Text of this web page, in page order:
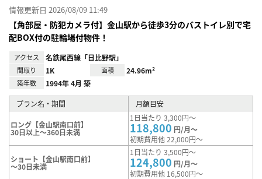
情報更新日 2026/08/09 11:49
【角部屋・防犯カメラ付】金山駅から徒歩3分のバストイレ別で宅
配BOX付の駐輪場付物件！
アクセス 名鉄尾西線「日比野駅」
間取り 1K 面積 24.96m²
築年数 1994年 4月 築
プラン名・期間 月額目安
ロング【金山駅南口前】
30日以上～360日未満
1日当たり 3,300円～
118,800 円/月～
初期費用他 22,000円～
ショート【金山駅南口前】
～30日未満
1日当たり 3,500円～
124,800 円/月～
初期費用他 16,500円～